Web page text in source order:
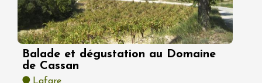
Balade et dégustation au Domaine
de Cassan